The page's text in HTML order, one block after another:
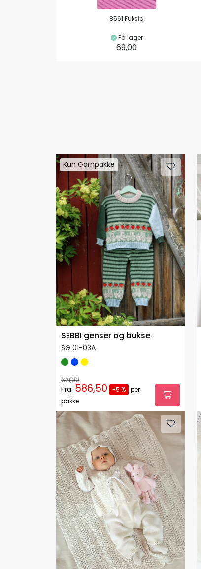
8561 Fuksia
På lager
69,00
Kun Garnpakke
SEBBI genser og bukse
SG 01-03A
621,00
Fra: 586,50 -5 % per
pakke